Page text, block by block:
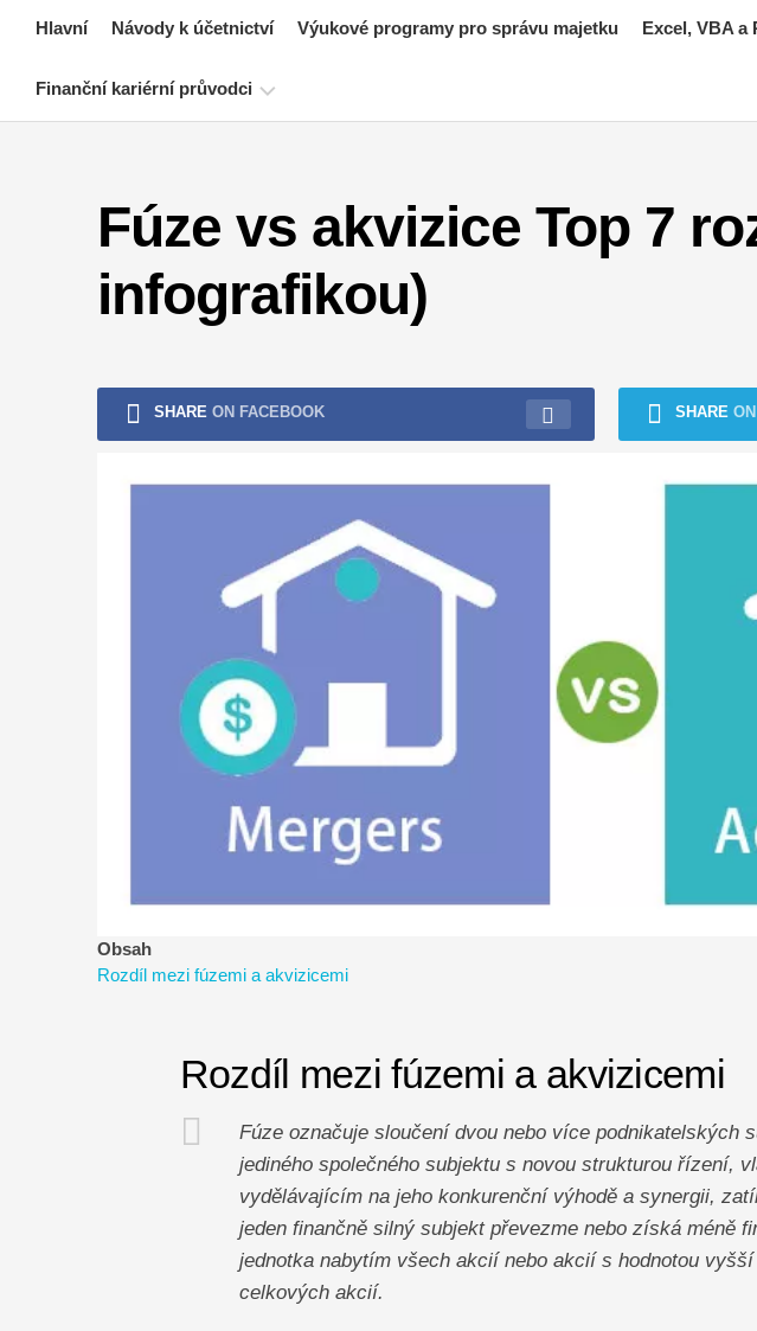
Hlavní Návody k účetnictví Výukové programy pro správu majetku Excel, VBA a
Finanční kariérní průvodci
certifikaci
financí
Návody
Fúze vs akvizice Top 7
infografikou)
SHARE ON FACEBOOK SHARE
Obsah
Rozdíl mezi fúzemi a akvizicemi
Rozdíl mezi fúzemi a akvizicemi
Fúze označuje sloučení dvou nebo více podnikatelských
jediného společného subjektu s novou strukturou řízení,
vydělávajícím na jeho konkurenční výhodě a synergii,
jeden finančně silný subjekt převezme nebo získá méně
jednotka nabytím všech akcií nebo akcií s hodnotou
celkových akcií.